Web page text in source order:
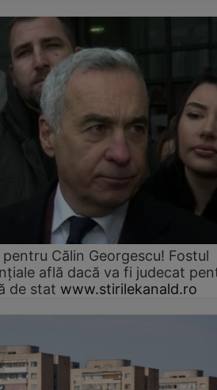
pentru Călin Georgescu! Fostul
află dacă va fi judecat
de stat www.stirilekanald.ro